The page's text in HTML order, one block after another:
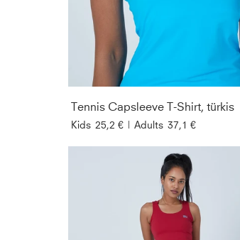
Tennis Capsleeve T-Shirt, türkis
Kids 25,2 € | Adults 37,1 €